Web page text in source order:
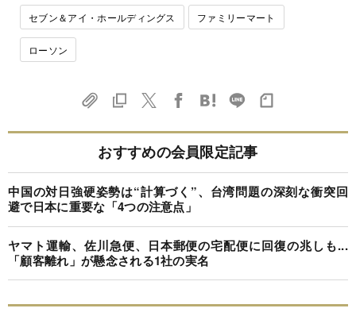
セブン＆アイ・ホールディングス ファミリーマート
ローソン
おすすめの会員限定記事
中国の対日強硬姿勢は“計算づく”、台湾問題の深刻な衝突回
避で日本に重要な「4つの注意点」
ヤマト運輸、佐川急便、日本郵便の宅配便に回復の兆しも...
「顧客離れ」が懸念される1社の実名